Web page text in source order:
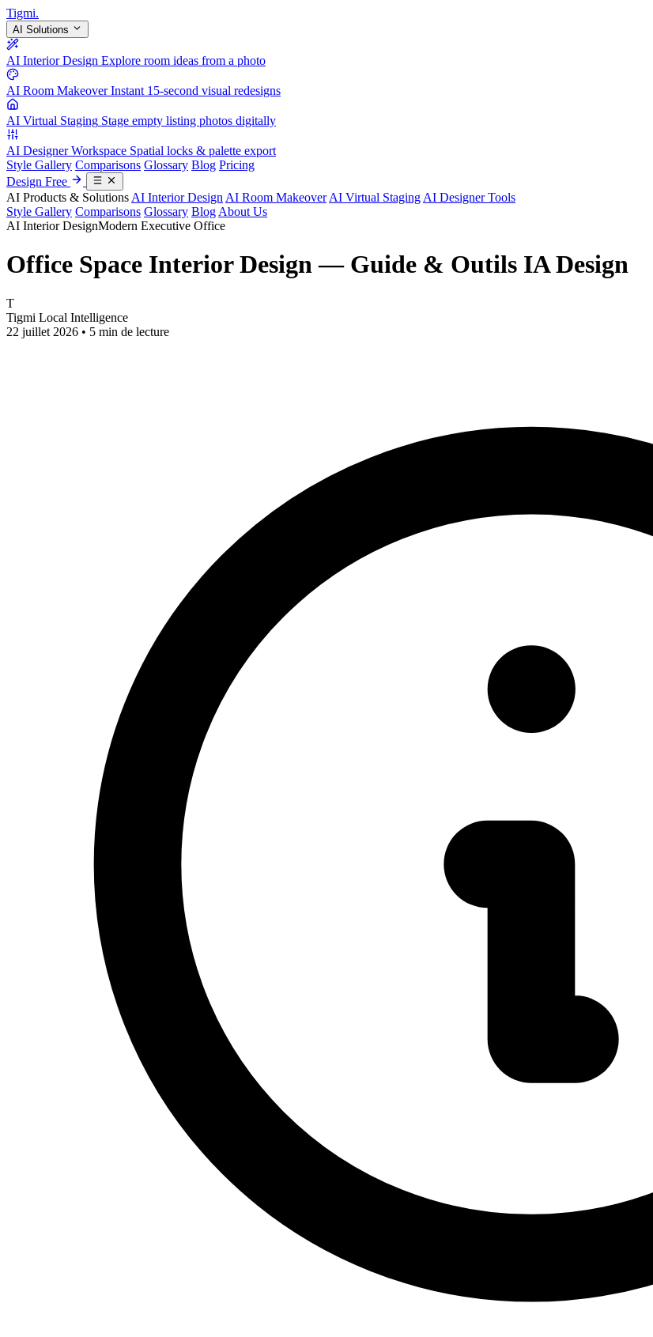
Tigmi.
AI Solutions
AI Interior Design Explore room ideas from a photo
AI Room Makeover Instant 15-second visual redesigns
AI Virtual Staging Stage empty listing photos digitally
AI Designer Workspace Spatial locks & palette export
Style Gallery Comparisons Glossary Blog Pricing
Design Free
AI Products & Solutions AI Interior Design AI Room Makeover AI Virtual Staging AI Designer Tools
Style Gallery Comparisons Glossary Blog About Us
AI Interior DesignModern Executive Office
Office Space Interior Design — Guide & Outils IA Design
T
Tigmi Local Intelligence
22 juillet 2026 • 5 min de lecture